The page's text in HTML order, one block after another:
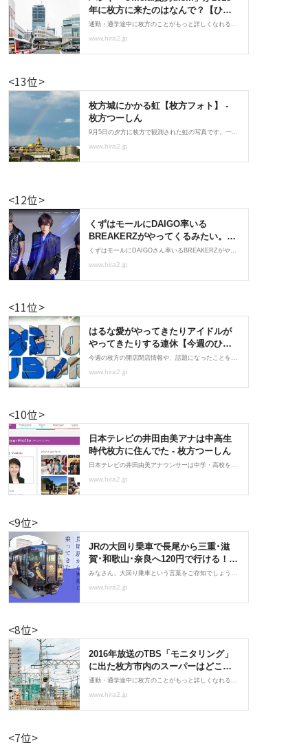
<13位>
<12位>
<11位>
<10位>
<9位>
<8位>
<7位>